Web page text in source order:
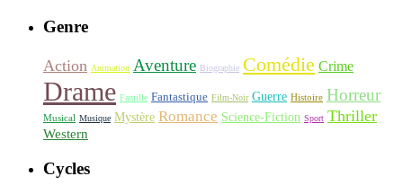
Genre
Action Animation Aventure Biographie Comédie Crime
Drame Famille Fantastique Film-Noir Guerre Histoire Horreur
Musical Musique Mystère Romance Science-Fiction Sport Thriller
Western
Cycles